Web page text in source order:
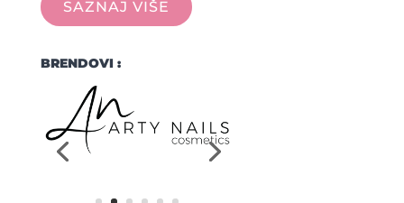
SAZNAJ VIŠE
BRENDOVI :